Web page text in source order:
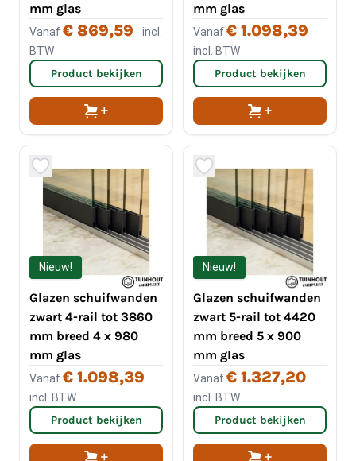
mm glas
Vanaf€ 869,59
incl.
BTW
Product bekijken
mm glas
Vanaf€ 1.098,39
incl. BTW
Product bekijken
Nieuw!
Glazen schuifwanden
zwart 4-rail tot 3860
mm breed 4 x 980
mm glas
Vanaf€ 1.098,39
incl. BTW
Product bekijken
Nieuw!
Glazen schuifwanden
zwart 5-rail tot 4420
mm breed 5 x 900
mm glas
Vanaf€ 1.327,20
incl. BTW
Product bekijken